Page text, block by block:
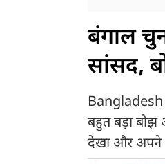
बंगाल
सांसद,
Bangladesh
बहुत बड़ा बोझ
देखा और अपने